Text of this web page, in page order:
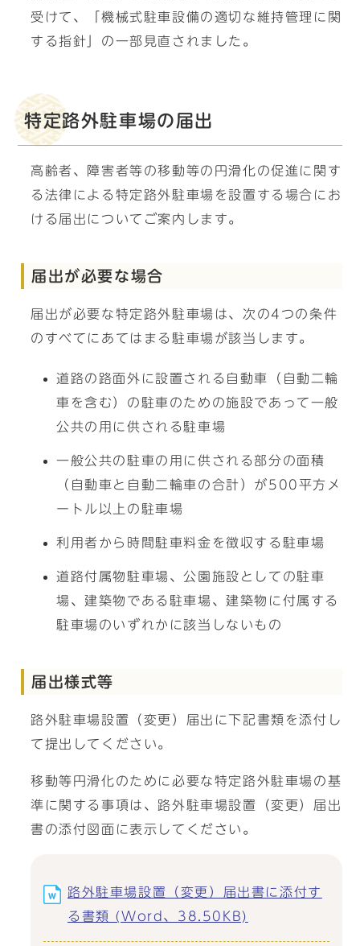
受けて、「機械式駐車設備の適切な維持管理に関
する指針」の一部見直されました。
特定路外駐車場の届出
高齢者、障害者等の移動等の円滑化の促進に関す
る法律による特定路外駐車場を設置する場合にお
ける届出についてご案内します。
届出が必要な場合
届出が必要な特定路外駐車場は、次の4つの条件
のすべてにあてはまる駐車場が該当します。
道路の路面外に設置される自動車（自動二輪
車を含む）の駐車のための施設であって一般
公共の用に供される駐車場
一般公共の駐車の用に供される部分の面積
（自動車と自動二輪車の合計）が500平方メ
ートル以上の駐車場
利用者から時間駐車料金を徴収する駐車場
道路付属物駐車場、公園施設としての駐車
場、建築物である駐車場、建築物に付属する
駐車場のいずれかに該当しないもの
届出様式等
路外駐車場設置（変更）届出に下記書類を添付し
て提出してください。
移動等円滑化のために必要な特定路外駐車場の基
準に関する事項は、路外駐車場設置（変更）届出
書の添付図面に表示してください。
路外駐車場設置（変更）届出書に添付す
る書類 (Word、38.50KB)